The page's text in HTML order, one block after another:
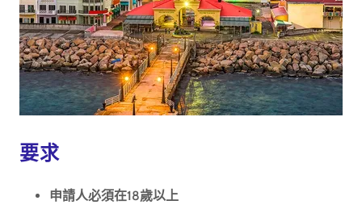
要求
申請人必須在18歲以上